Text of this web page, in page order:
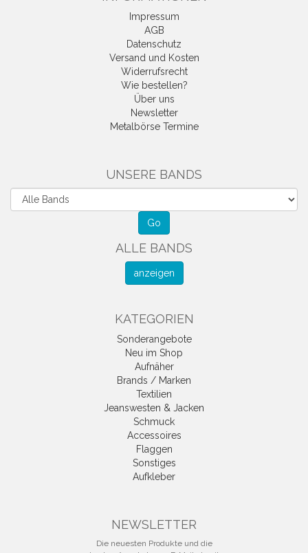
Impressum
AGB
Datenschutz
Versand und Kosten
Widerrufsrecht
Wie bestellen?
Über uns
Newsletter
Metalbörse Termine
UNSERE BANDS
ALLE BANDS
anzeigen
KATEGORIEN
Sonderangebote
Neu im Shop
Aufnäher
Brands / Marken
Textilien
Jeanswesten & Jacken
Schmuck
Accessoires
Flaggen
Sonstiges
Aufkleber
NEWSLETTER
Die neuesten Produkte und die